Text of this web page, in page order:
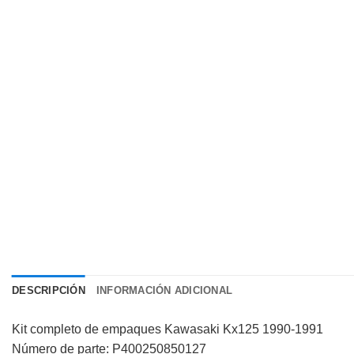
DESCRIPCIÓN INFORMACIÓN ADICIONAL
Kit completo de empaques Kawasaki Kx125 1990-1991
Número de parte: P400250850127